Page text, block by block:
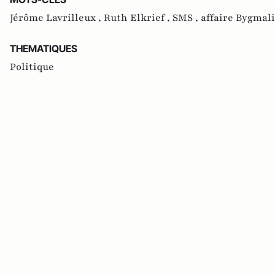
Jérôme Lavrilleux , Ruth Elkrief , SMS , affaire
THEMATIQUES
Politique